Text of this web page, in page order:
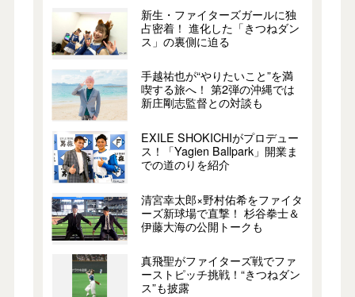
新生・ファイターズガールに独
占密着！ 進化した「きつねダン
ス」の裏側に迫る
手越祐也が“やりたいこと”を満
喫する旅へ！ 第2弾の沖縄では
新庄剛志監督との対談も
EXILE SHOKICHIがプロデュー
ス！「Yagien Ballpark」開業ま
での道のりを紹介
清宮幸太郎×野村佑希をファイタ
ーズ新球場で直撃！ 杉谷拳士＆
伊藤大海の公開トークも
真飛聖がファイターズ戦でファ
ーストピッチ挑戦！“きつねダン
ス”も披露